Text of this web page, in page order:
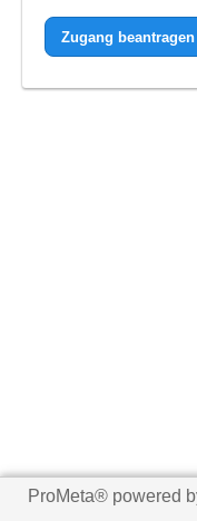
Zugang beantragen
ProMeta® powered